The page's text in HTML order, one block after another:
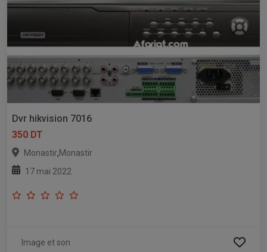
Dvr hikvision 7016
350 DT
Monastir,Monastir
17 mai 2022
Image et son